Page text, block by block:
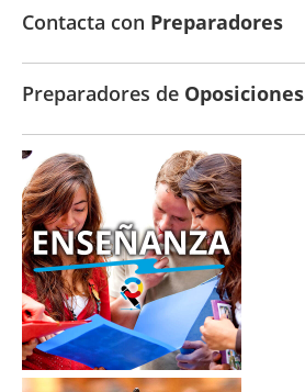
Contacta con Preparadores
Preparadores de Oposiciones